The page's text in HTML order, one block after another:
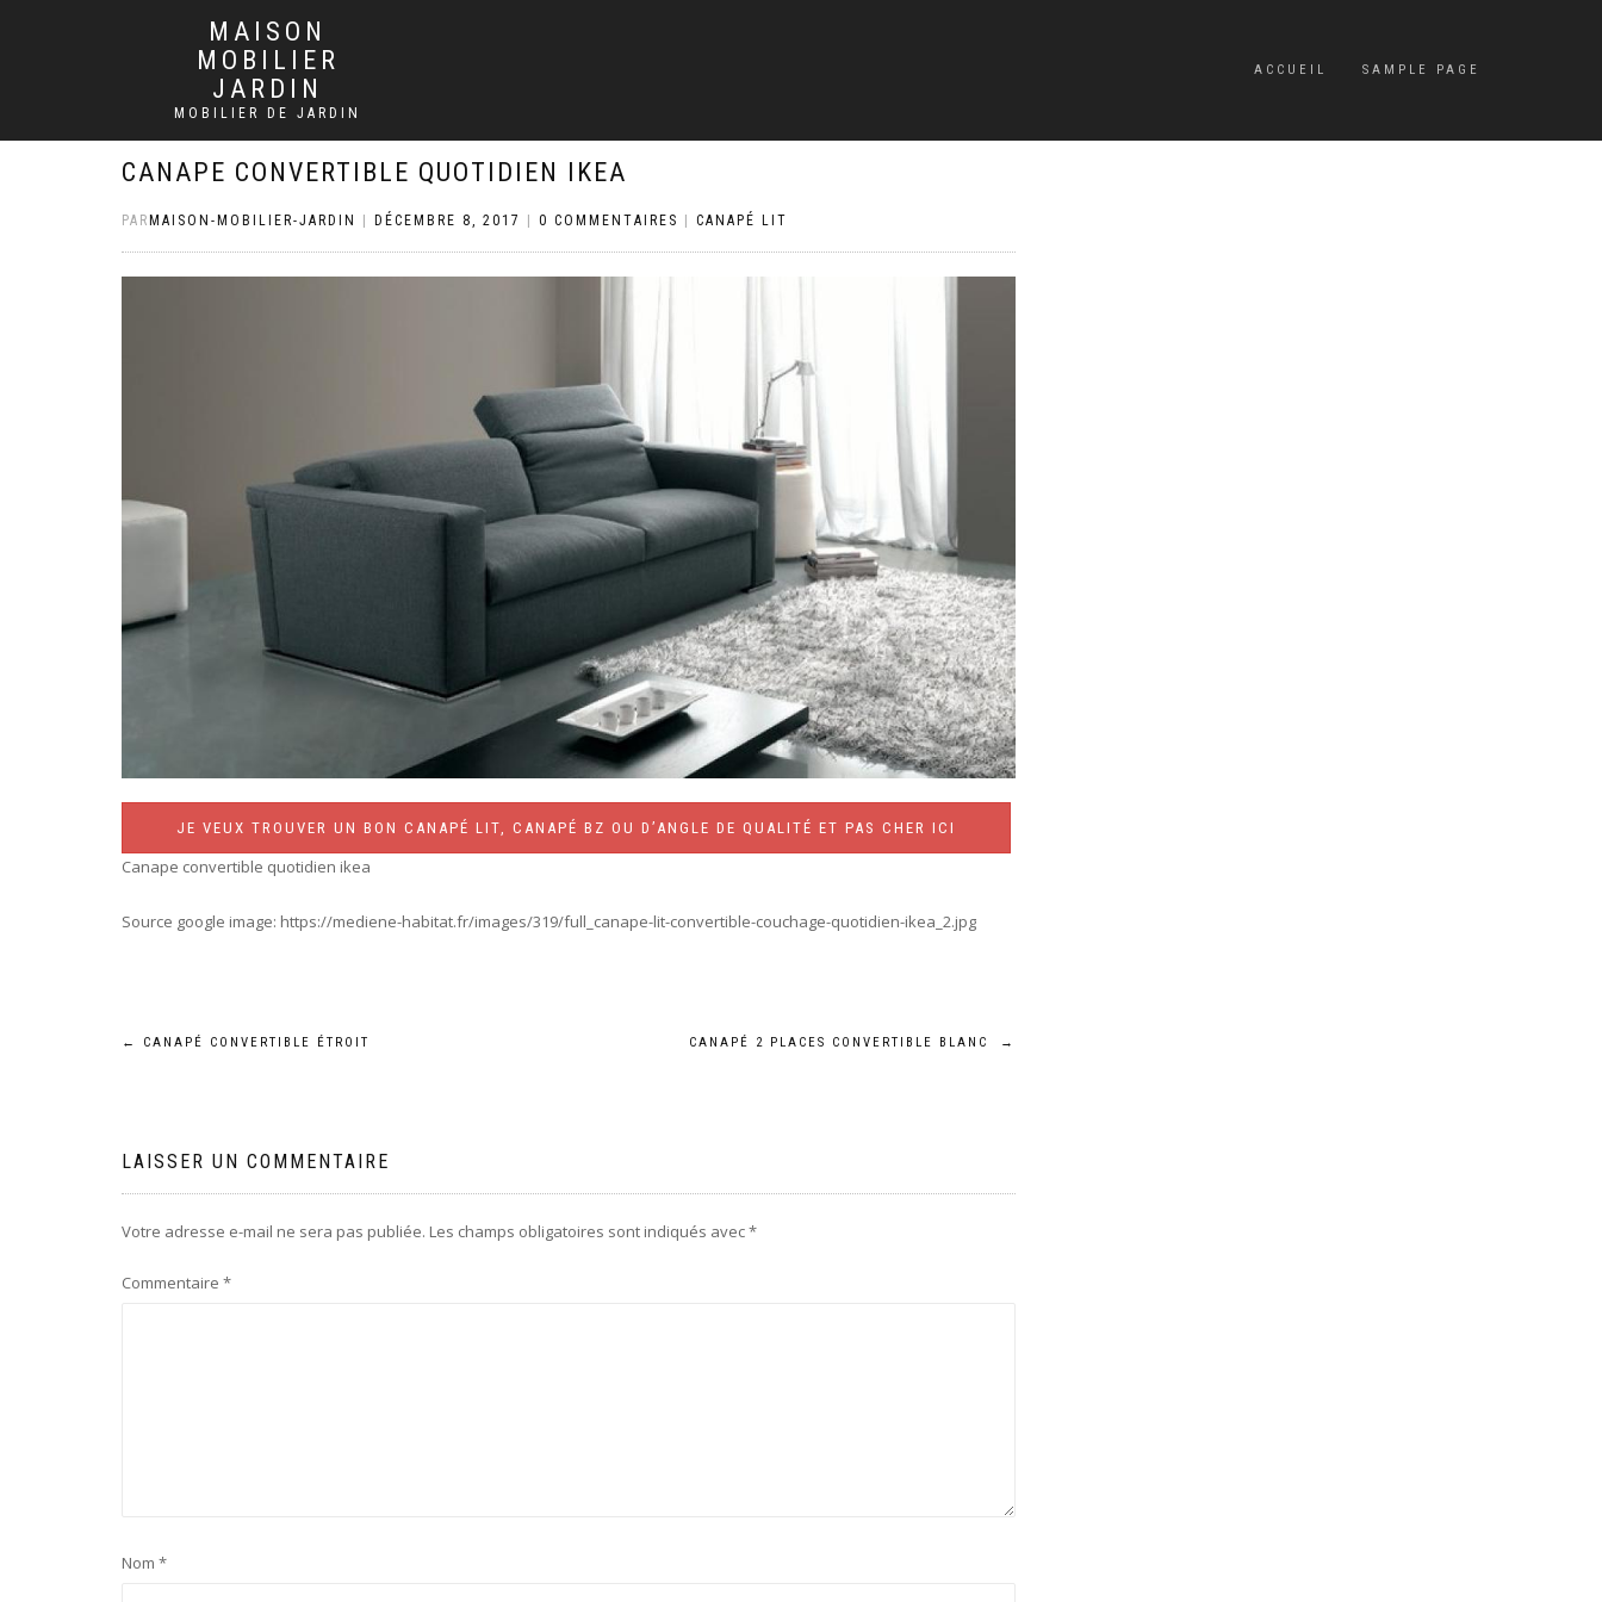
MAISON
MOBILIER
JARDIN
MOBILIER DE JARDIN
ACCUEIL SAMPLE PAGE
CANAPE CONVERTIBLE QUOTIDIEN IKEA
PAR MAISON-MOBILIER-JARDIN DÉCEMBRE 8, 2017 0 COMMENTAIRES CANAPÉ LIT
JE VEUX TROUVER UN BON CANAPÉ LIT, CANAPÉ BZ OU D’ANGLE DE QUALITÉ ET PAS CHER ICI
Canape convertible quotidien ikea
Source google image: https://mediene-habitat.fr/images/319/full_canape-lit-convertible-couchage-quotidien-ikea_2.jpg
Navigation
l’article
← CANAPÉ CONVERTIBLE ÉTROIT CANAPÉ 2 PLACES CONVERTIBLE BLANC →
LAISSER UN COMMENTAIRE
Votre adresse e-mail ne sera pas publiée. Les champs obligatoires sont indiqués avec*
Commentaire *
Nom *